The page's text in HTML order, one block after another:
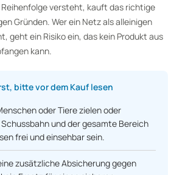
Reihenfolge versteht, kauft das richtige
Gründen. Wer ein Netz als alleinigen
geht ein Risiko ein, das kein Produkt aus
kann.
bitte vor dem Kauf lesen
oder Tiere zielen oder
und der gesamte Bereich
frei und einsehbar sein.
zusätzliche Absicherung gegen